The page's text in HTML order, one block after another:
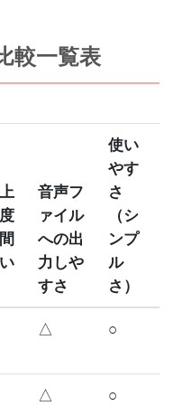
較一覧表
音声フ
ァイル
への出
力しや
すさ
使い
やす
さ
（シ
ンプ
ル
さ）
△ ○
△ ○